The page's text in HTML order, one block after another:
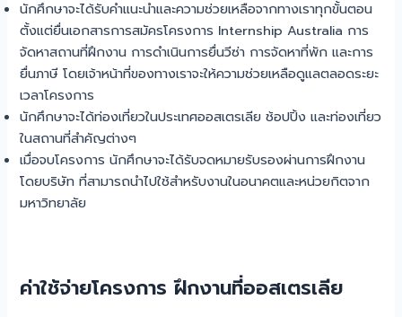
นักศึกษาจะได้รับคำแนะนำและความช่วยเหลือจากทางเราทุกขั้นตอน
ตั้งแต่ยื่นเอกสารการสมัครโครงการ Internship Australia การ
จัดหาสถานที่ฝึกงาน การดำเนินการยื่นวีซ่า การจัดหาที่พัก และการ
ยื่นภาษี โดยเจ้าหน้าที่ของทางเราจะให้ความช่วยเหลือดูแลตลอดระยะ
เวลาโครงการ
นักศึกษาจะได้ท่องเที่ยวในประเทศออสเตรเลีย ช้อปปิ้ง และท่องเที่ยว
ในสถานที่สำคัญต่างๆ
เมื่อจบโครงการ นักศึกษาจะได้รับจดหมายรับรองผ่านการฝึกงาน
โดยบริษัท ที่สามารถนำไปใช้สำหรับงานในอนาคตและหน่วยกิตจาก
มหาวิทยาลัย
ค่าใช้จ่ายโครงการ ฝึกงานที่ออสเตรเลีย